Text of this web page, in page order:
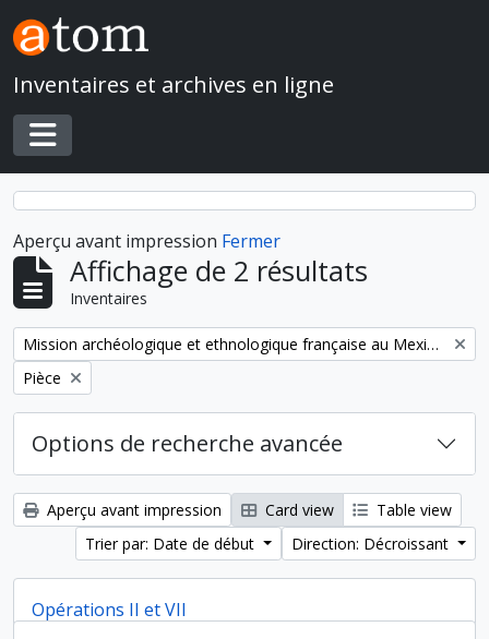
Skip to main content
Inventaires et archives en ligne
Toggle navigation
Aperçu avant impression Fermer
Affichage de 2 résultats
Inventaires
Remove filter:
Mission archéologique et ethnologique française au Mexique
Remove filter:
Pièce
Options de recherche avancée
Aperçu avant impression Card view
Table view
Trier par: Date de début
Direction: Décroissant
Opérations II et VII